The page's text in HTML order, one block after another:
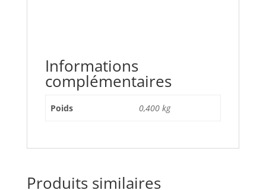
Informations
complémentaires
Poids 0,400 kg
Produits similaires